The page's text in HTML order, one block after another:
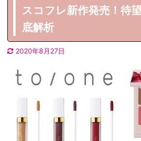
スコフレ新作発売！待
底解析
2020年8月27日